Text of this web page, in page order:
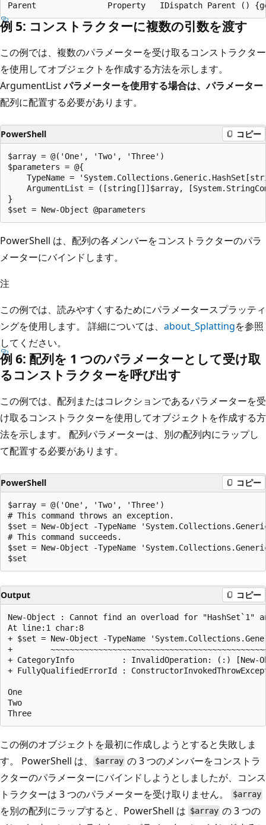
例 5: コンストラクターに複数の引数を渡す
この例では、複数のパラメーターを受け取るコンストラクター
を使用してオブジェクトを作成する方法を示します。
ArgumentListパラメーターを使用する場合は、パラメーター
配列に配置する必要があります。
PowerShell コピー
$array = @('One', 'Two', 'Three')
$parameters = @{
TypeName =
ArgumentList = ([string[]]$array,
}
PowerShell は、配列の各メンバーをコンストラクターのパラ
メーターにバインドします。
注
この例では、読みやすくするためにパラメータースプラッティ
ングを使用します。 詳細については、 about_Splattingを参照
してください。
例 6: 配列を 1 つのパラメーターとして受け取
るコンストラクターを呼び出す
この例では、配列またはコレクションであるパラメーターを受
け取るコンストラクターを使用してオブジェクトを作成する方
法を示します。 配列パラメーターは、別の配列内にラップし
て配置する必要があります。
PowerShell コピー
$array = @('One', 'Two', 'Three')
# This command throws an exception.
$set = New-Object -TypeName
# This command succeeds.
$set = New-Object -TypeName
Output コピー
New-Object : Cannot find an overload for "HashSet`1"
At line:1 char:8
+ $set = New-Object -TypeName
+
+ CategoryInfo          : InvalidOperation: (:) [New-
+ FullyQualifiedErrorId :
One
Two
この例のオブジェクトを最初に作成しようとすると失敗しま
す。 PowerShell は、
$array の 3 つのメンバーをコンストラ
クターのパラメーターにバインドしようとしましたが、コンス
トラクターは 3 つのパラメーターを受け取りません。
$array
を別の配列にラップすると、PowerShell は $array の 3 つの